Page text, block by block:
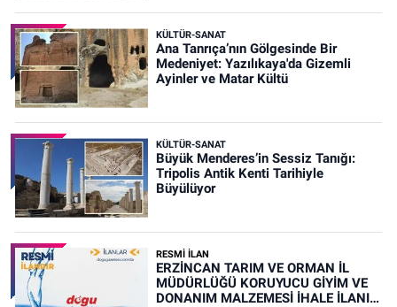
KÜLTÜR-SANAT
Ana Tanrıça’nın Gölgesinde Bir
Medeniyet: Yazılıkaya'da Gizemli
Ayinler ve Matar Kültü
KÜLTÜR-SANAT
Büyük Menderes’in Sessiz Tanığı:
Tripolis Antik Kenti Tarihiyle
Büyülüyor
RESMİ İLAN
ERZİNCAN TARIM VE ORMAN İL
MÜDÜRLÜĞÜ KORUYUCU GİYİM VE
DONANIM MALZEMESİ İHALE İLANI